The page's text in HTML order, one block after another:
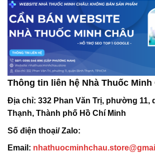
Thông tin liên hệ Nhà Thuốc Minh
Địa chỉ: 332 Phan Văn Trị, phường 11,
Thạnh, Thành phố Hồ Chí Minh
Số điện thoại/ Zalo:
Email: